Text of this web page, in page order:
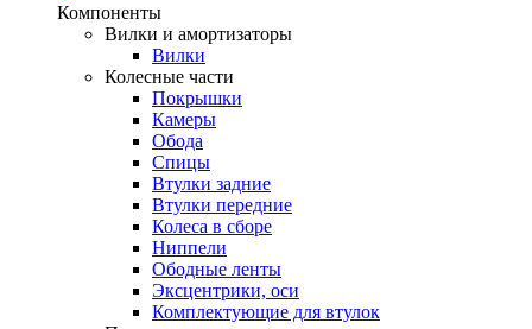
Компоненты
Вилки и амортизаторы
Вилки
Колесные части
Покрышки
Камеры
Обода
Спицы
Втулки задние
Втулки передние
Колеса в сборе
Ниппели
Ободные ленты
Эксцентрики, оси
Комплектующие для втулок